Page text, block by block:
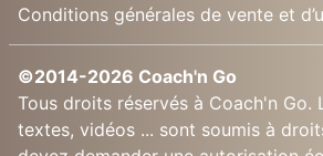
Conditions générales de vente et
©2014-2026 Coach'n Go
Tous droits réservés à Coach'n Go.
textes, vidéos ... sont soumis à